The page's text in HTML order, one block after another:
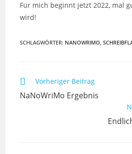
Für mich beginnt jetzt 2022, mal
wird!
SCHLAGWÖRTER: NANOWRIMO,
Weitere
ansehen
Vorheriger Beitrag
NaNoWriMo Ergebnis